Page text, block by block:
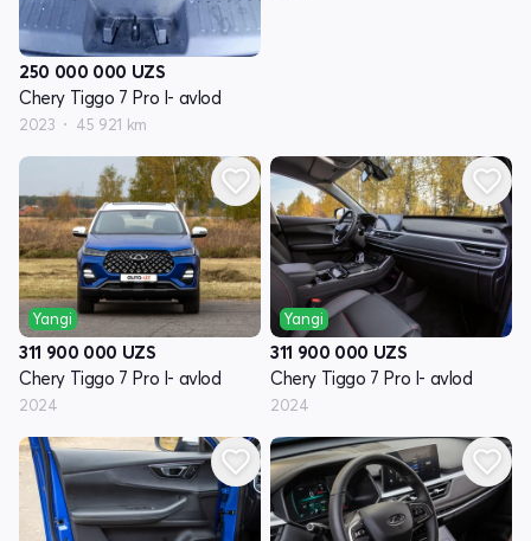
250 000 000 UZS
Chery Tiggo 7 Pro I- avlod
2023 45 921 km
Yangi
311 900 000 UZS
Chery Tiggo 7 Pro I- avlod
2024
Yangi
311 900 000 UZS
Chery Tiggo 7 Pro I- avlod
2024